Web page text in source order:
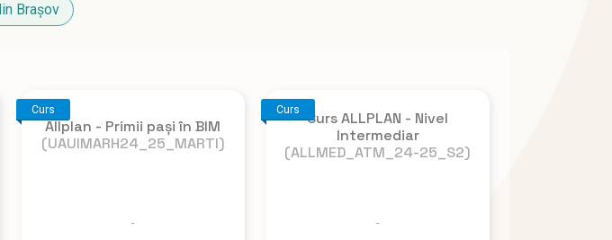
Brașov
Curs
Allplan - Primii pași în BIM
(UAUIMARH24_25_MARTI)
Curs
Curs ALLPLAN - Nivel
Intermediar
(ALLMED_ATM_24-25_S2)